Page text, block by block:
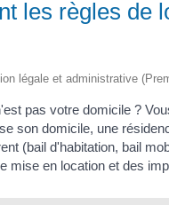
les règles de
légale et administrative
pas votre domicile ?
son domicile, une
(bail d'habitation, bail
mise en location et des